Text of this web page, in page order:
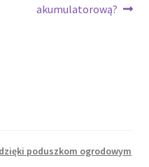
akumulatorową?
poduszkom ogrodowym